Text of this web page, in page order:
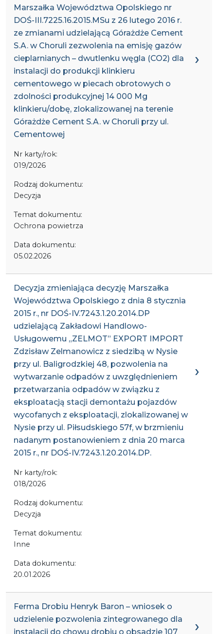
Marszałka Województwa Opolskiego nr
DOŚ-III.7225.16.2015.MSu z 26 lutego 2016 r.
ze zmianami udzielającą Górażdże Cement
S.A. w Choruli zezwolenia na emisję gazów
cieplarnianych – dwutlenku węgla (CO2) dla
instalacji do produkcji klinkieru
cementowego w piecach obrotowych o
zdolności produkcyjnej 14 000 Mg
klinkieru/dobę, zlokalizowanej na terenie
Górażdże Cement S.A. w Choruli przy ul.
Cementowej
Nr karty/rok:
019/2026
Rodzaj dokumentu:
Decyzja
Temat dokumentu:
Ochrona powietrza
Data dokumentu:
05.02.2026
Decyzja zmieniająca decyzję Marszałka
Województwa Opolskiego z dnia 8 stycznia
2015 r., nr DOŚ-IV.7243.1.20.2014.DP
udzielającą Zakładowi Handlowo-
Usługowemu „ZELMOT” EXPORT IMPORT
Zdzisław Zelmanowicz z siedzibą w Nysie
przy ul. Baligrodzkiej 48, pozwolenia na
wytwarzanie odpadów z uwzględnieniem
przetwarzania odpadów w związku z
eksploatacją stacji demontażu pojazdów
wycofanych z eksploatacji, zlokalizowanej w
Nysie przy ul. Piłsudskiego 57f, w brzmieniu
nadanym postanowieniem z dnia 20 marca
2015 r., nr DOŚ-IV.7243.1.20.2014.DP.
Nr karty/rok:
018/2026
Rodzaj dokumentu:
Decyzja
Temat dokumentu:
Inne
Data dokumentu:
20.01.2026
Ferma Drobiu Henryk Baron – wniosek o
udzielenie pozwolenia zintegrowanego dla
instalacji do chowu drobiu o obsadzie 107